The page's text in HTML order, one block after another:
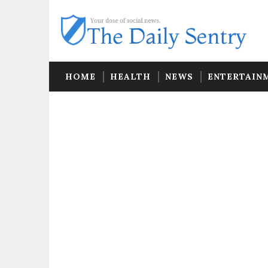
HOME HEALTH NEWS